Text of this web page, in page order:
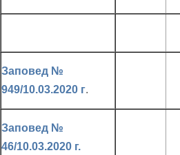
Заповед №
949/10.03.2020 г.
Заповед №
46/10.03.2020 г.